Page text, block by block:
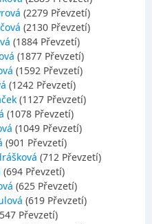
(2279 Převzetí)
(2130 Převzetí)
(1884 Převzetí)
(1877 Převzetí)
(1592 Převzetí)
(1242 Převzetí)
(1127 Převzetí)
(1078 Převzetí)
(1049 Převzetí)
(901 Převzetí)
(712 Převzetí)
(694 Převzetí)
(625 Převzetí)
(619 Převzetí)
Převzetí)